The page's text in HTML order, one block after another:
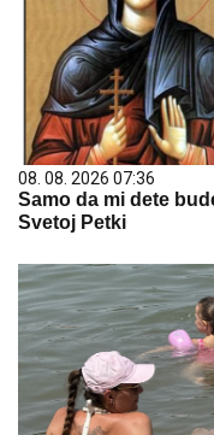
08. 08. 2026 07:36
Samo da mi dete
Svetoj Petki